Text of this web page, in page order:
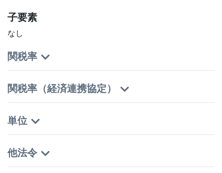
子要素
なし
関税率
関税率（経済連携協定）
単位
他法令